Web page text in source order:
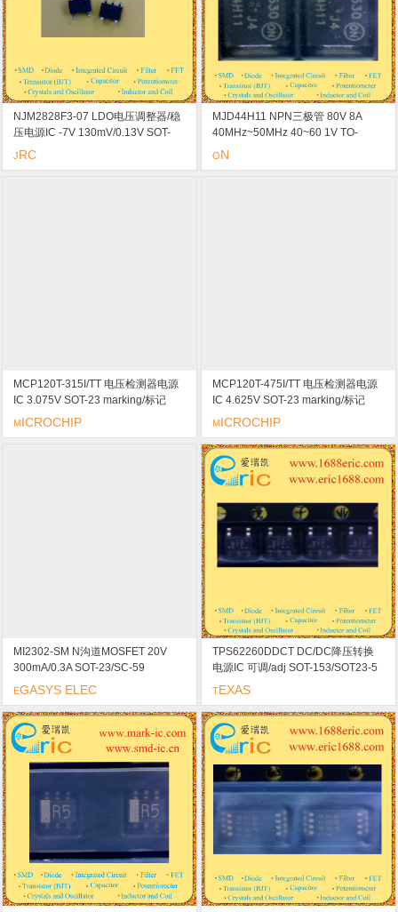
NJM2828F3-07 LDO电压调整器/稳
压电源IC -7V 130mV/0.13V SOT-
353/SC88A/SC70-5 marking/标记
JRC
MJD44H11 NPN三极管 80V 8A
40MHz~50MHz 40~60 1V TO-
252/DPAK marking/标记 4H11 功率
ON
MCP120T-315I/TT 电压检测器电源
IC 3.075V SOT-23 marking/标记
SL9Q 微控制器监控电路，开漏输出
MICROCHIP
MCP120T-475I/TT 电压检测器电源
IC 4.625V SOT-23 marking/标记
SOV1 微控制器监控电路，开漏输出
MICROCHIP
MI2302-SM N沟道MOSFET 20V
300mA/0.3A SOT-23/SC-59
marking/标记 MCS 高速开关
EGASYS ELEC
TPS62260DDCT DC/DC降压转换
电源IC 可调/adj SOT-153/SOT23-5
marking/标记 BYP 高效率降压转换
TEXAS